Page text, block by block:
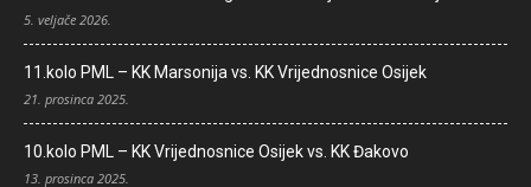
5. veljače 2026.
11.kolo PML – KK Marsonija vs. KK Vrijednosnice Osijek
21. prosinca 2025.
10.kolo PML – KK Vrijednosnice Osijek vs. KK Đakovo
13. prosinca 2025.